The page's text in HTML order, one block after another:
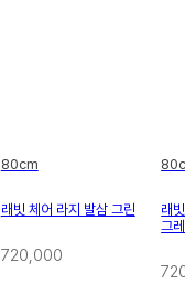
80cm
래빗 체어 라지 발삼 그린
720,000
래
그